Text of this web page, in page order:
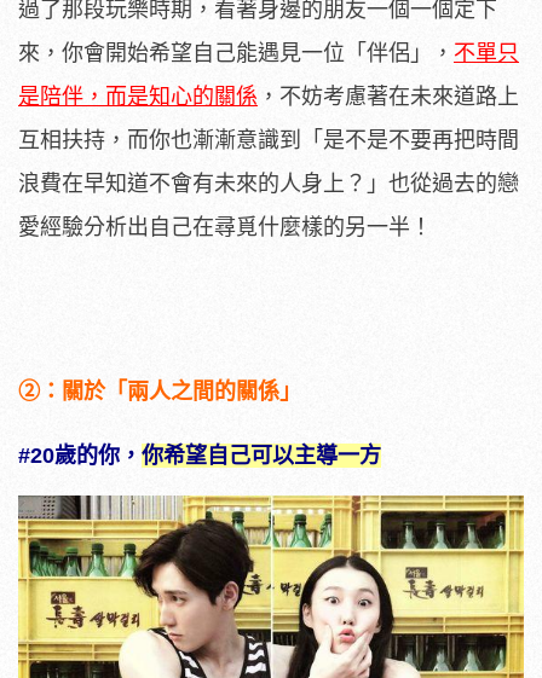
過了那段玩樂時期，看著身邊的朋友一個一個定下
來，你會開始希望自己能遇見一位「伴侶」， 不單只
是陪伴，而是知心的關係 ，不妨考慮著在未來道路上
互相扶持，而你也漸漸意識到「是不是不要再把時間
浪費在早知道不會有未來的人身上？」也從過去的戀
愛經驗分析出自己在尋覓什麼樣的另一半！
②：關於「兩人之間的關係」
#20歲的你， 你希望自己可以主導一方